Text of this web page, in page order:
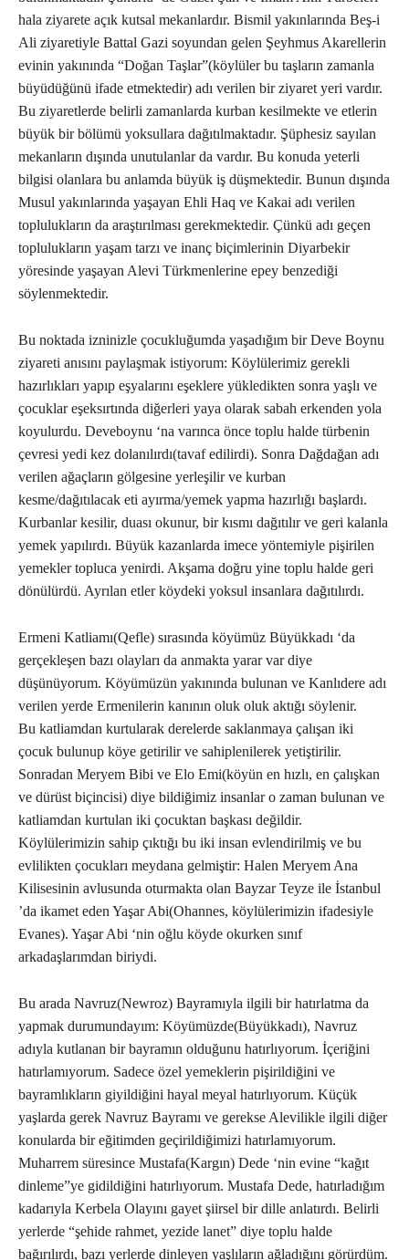
hala ziyarete açık kutsal mekanlardır. Bismil yakınlarında Beş-i
Ali ziyaretiyle Battal Gazi soyundan gelen Şeyhmus Akarellerin
evinin yakınında “Doğan Taşlar”(köylüler bu taşların zamanla
büyüdüğünü ifade etmektedir) adı verilen bir ziyaret yeri vardır.
Bu ziyaretlerde belirli zamanlarda kurban kesilmekte ve etlerin
büyük bir bölümü yoksullara dağıtılmaktadır. Şüphesiz sayılan
mekanların dışında unutulanlar da vardır. Bu konuda yeterli
bilgisi olanlara bu anlamda büyük iş düşmektedir. Bunun dışında
Musul yakınlarında yaşayan Ehli Haq ve Kakai adı verilen
toplulukların da araştırılması gerekmektedir. Çünkü adı geçen
toplulukların yaşam tarzı ve inanç biçimlerinin Diyarbekir
yöresinde yaşayan Alevi Türkmenlerine epey benzediği
söylenmektedir.
Bu noktada izninizle çocukluğumda yaşadığım bir Deve Boynu
ziyareti anısını paylaşmak istiyorum: Köylülerimiz gerekli
hazırlıkları yapıp eşyalarını eşeklere yükledikten sonra yaşlı ve
çocuklar eşeksırtında diğerleri yaya olarak sabah erkenden yola
koyulurdu. Deveboynu ‘na varınca önce toplu halde türbenin
çevresi yedi kez dolanılırdı(tavaf edilirdi). Sonra Dağdağan adı
verilen ağaçların gölgesine yerleşilir ve kurban
kesme/dağıtılacak eti ayırma/yemek yapma hazırlığı başlardı.
Kurbanlar kesilir, duası okunur, bir kısmı dağıtılır ve geri kalanla
yemek yapılırdı. Büyük kazanlarda imece yöntemiyle pişirilen
yemekler topluca yenirdi. Akşama doğru yine toplu halde geri
dönülürdü. Ayrılan etler köydeki yoksul insanlara dağıtılırdı.
Ermeni Katliamı(Qefle) sırasında köyümüz Büyükkadı ‘da
gerçekleşen bazı olayları da anmakta yarar var diye
düşünüyorum. Köyümüzün yakınında bulunan ve Kanlıdere adı
verilen yerde Ermenilerin kanının oluk oluk aktığı söylenir.
Bu katliamdan kurtularak derelerde saklanmaya çalışan iki
çocuk bulunup köye getirilir ve sahiplenilerek yetiştirilir.
Sonradan Meryem Bibi ve Elo Emi(köyün en hızlı, en çalışkan
ve dürüst biçincisi) diye bildiğimiz insanlar o zaman bulunan ve
katliamdan kurtulan iki çocuktan başkası değildir.
Köylülerimizin sahip çıktığı bu iki insan evlendirilmiş ve bu
evlilikten çocukları meydana gelmiştir: Halen Meryem Ana
Kilisesinin avlusunda oturmakta olan Bayzar Teyze ile İstanbul
’da ikamet eden Yaşar Abi(Ohannes, köylülerimizin ifadesiyle
Evanes). Yaşar Abi ‘nin oğlu köyde okurken sınıf
arkadaşlarımdan biriydi.
Bu arada Navruz(Newroz) Bayramıyla ilgili bir hatırlatma da
yapmak durumundayım: Köyümüzde(Büyükkadı), Navruz
adıyla kutlanan bir bayramın olduğunu hatırlıyorum. İçeriğini
hatırlamıyorum. Sadece özel yemeklerin pişirildiğini ve
bayramlıkların giyildiğini hayal meyal hatırlıyorum. Küçük
yaşlarda gerek Navruz Bayramı ve gerekse Alevilikle ilgili diğer
konularda bir eğitimden geçirildiğimizi hatırlamıyorum.
Muharrem süresince Mustafa(Kargın) Dede ‘nin evine “kağıt
dinleme”ye gidildiğini hatırlıyorum. Mustafa Dede, hatırladığım
kadarıyla Kerbela Olayını gayet şiirsel bir dille anlatırdı. Belirli
yerlerde “şehide rahmet, yezide lanet” diye toplu halde
bağırılırdı, bazı yerlerde dinleyen yaşlıların ağladığını görürdüm.